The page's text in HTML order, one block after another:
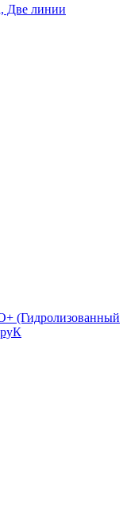
Две линии
(Гидролизованный